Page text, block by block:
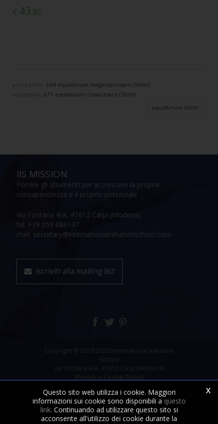
€ 43,85
precedente: b69 equilibrium magenta/chiaro (50ml)
b71 equilibrium rosa/chiaro (50ml)
equilibrium 50ml
IIS MISSION
Fornire gli strumenti per accrescere la propria
consapevolezza e il proprio potenziale
Via Fontana 4/A, 41012 Carpi (Modena)
tel: +39 059 686147
mail: secretary@internationalinitiationschool.com
iscriviti alla mailing list
Copyright © 2018-2026 International Initiation
School
via Fontana 4/A, 41012 Carpi (Modena)
[Privacy e Cookie Policy]
x
Questo sito web utilizza i cookie. Maggiori
informazioni sui cookie sono disponibili a questo
link. Continuando ad utilizzare questo sito si
acconsente all'utilizzo dei cookie durante la